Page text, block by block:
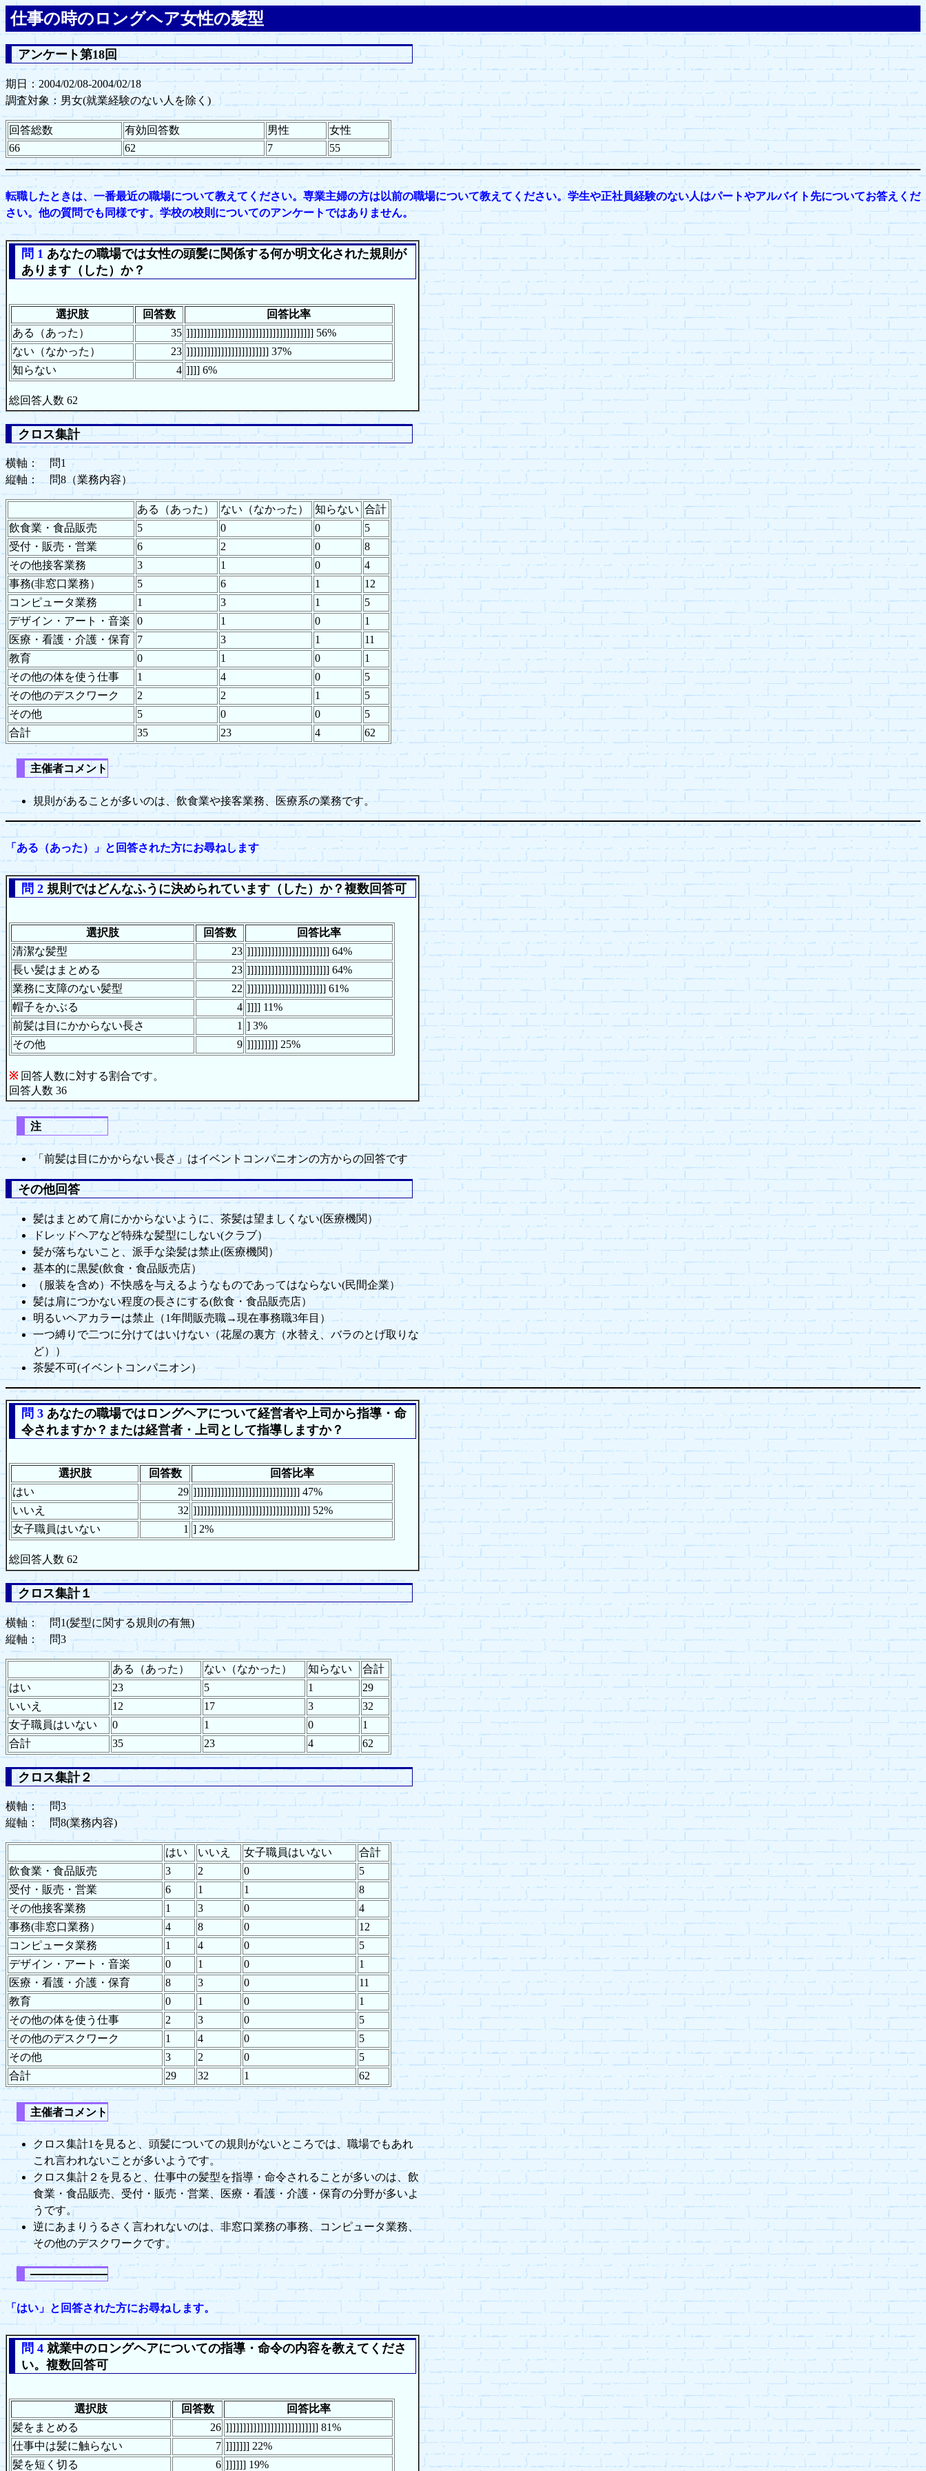
仕事の時のロングヘア女性の髪型
アンケート第18回
期日：2004/02/08-2004/02/18
調査対象：男女(就業経験のない人を除く)
回答総数 有効回答数 男性
女性
66
62 7 55
転職したときは、一番最近の職場について教えてください。専業主婦の方は以前の職場について教えてください。学生や正社員経験のない人はパートやアルバイト先についてお答えくだ
さい。他の質問でも同様です。学校の校則についてのアンケートではありません。
問 1 あなたの職場では女性の頭髪に関係する何か明文化された規則が
あります（した）か？
選択肢 回答数
回答比率
ある（あった）
35 ]]]]]]]]]]]]]]]]]]]]]]]]]]]]]]]]]]]]] 56%
ない（なかった）
23 ]]]]]]]]]]]]]]]]]]]]]]]] 37%
知らない
4 ]]]] 6%
総回答人数 62
クロス集計
横軸： 問1
縦軸： 問8（業務内容）
ある（あった） ない（なかった） 知らない 合計
飲食業・食品販売
5 0 0
5
受付・販売・営業
6 2 0
8
その他接客業務
3 1 0
4
事務(非窓口業務）
5 6 1
12
コンピュータ業務
1 3 1
5
デザイン・アート・音楽
0 1 0
1
医療・看護・介護・保育
7 3 1
11
教育
0 1 0
1
その他の体を使う仕事
1 4 0
5
その他のデスクワーク
2 2 1
5
その他
5 0 0
5
合計
35 23 4 62
主催者コメント
規則があることが多いのは、飲食業や接客業務、医療系の業務です。
「ある（あった）」と回答された方にお尋ねします
問 2 規則ではどんなふうに決められています（した）か？複数回答可
選択肢 回答数
回答比率
清潔な髪型
23 ]]]]]]]]]]]]]]]]]]]]]]]] 64%
長い髪はまとめる
23 ]]]]]]]]]]]]]]]]]]]]]]]] 64%
業務に支障のない髪型
22 ]]]]]]]]]]]]]]]]]]]]]]] 61%
帽子をかぶる
4 ]]]] 11%
前髪は目にかからない長さ
1 ] 3%
その他
9 ]]]]]]]]] 25%
※回答人数に対する割合です。
回答人数 36
注
「前髪は目にかからない長さ」はイベントコンパニオンの方からの回答です
その他回答
髪はまとめて肩にかからないように、茶髪は望ましくない(医療機関）
ドレッドヘアなど特殊な髪型にしない(クラブ）
髪が落ちないこと、派手な染髪は禁止(医療機関）
基本的に黒髪(飲食・食品販売店）
（服装を含め）不快感を与えるようなものであってはならない(民間企業）
髪は肩につかない程度の長さにする(飲食・食品販売店）
明るいヘアカラーは禁止（1年間販売職→現在事務職3年目）
一つ縛りで二つに分けてはいけない（花屋の裏方（水替え、バラのとげ取りな
ど））
茶髪不可(イベントコンパニオン）
問 3 あなたの職場ではロングヘアについて経営者や上司から指導・命
令されますか？または経営者・上司として指導しますか？
選択肢 回答数
回答比率
はい
29 ]]]]]]]]]]]]]]]]]]]]]]]]]]]]]]] 47%
いいえ
32 ]]]]]]]]]]]]]]]]]]]]]]]]]]]]]]]]]] 52%
女子職員はいない
1 ] 2%
総回答人数 62
クロス集計１
横軸： 問1(髪型に関する規則の有無)
縦軸： 問3
ある（あった） ない（なかった） 知らない
合計
はい
23 5 1
29
いいえ
12 17 3
32
女子職員はいない
0 1 0
1
合計
35 23 4 62
クロス集計２
横軸： 問3
縦軸： 問8(業務内容)
はい いいえ 女子職員はいない
合計
飲食業・食品販売
3 2 0
5
受付・販売・営業
6 1 1
8
その他接客業務
1 3 0
4
事務(非窓口業務）
4 8 0
12
コンピュータ業務
1 4 0
5
デザイン・アート・音楽
0 1 0
1
医療・看護・介護・保育
8 3 0
11
教育
0 1 0
1
その他の体を使う仕事
2 3 0
5
その他のデスクワーク
1 4 0
5
その他
3 2 0
5
合計
29 32 1 62
主催者コメント
クロス集計1を見ると、頭髪についての規則がないところでは、職場でもあれ
これ言われないことが多いようです。
クロス集計２を見ると、仕事中の髪型を指導・命令されることが多いのは、飲
食業・食品販売、受付・販売・営業、医療・看護・介護・保育の分野が多いよ
うです。
逆にあまりうるさく言われないのは、非窓口業務の事務、コンピュータ業務、
その他のデスクワークです。
「はい」と回答された方にお尋ねします。
問 4 就業中のロングヘアについての指導・命令の内容を教えてくださ
い。複数回答可
選択肢 回答数
回答比率
髪をまとめる
26 ]]]]]]]]]]]]]]]]]]]]]]]]]]] 81%
仕事中は髪に触らない
7 ]]]]]]] 22%
髪を短く切る
6 ]]]]]] 19%